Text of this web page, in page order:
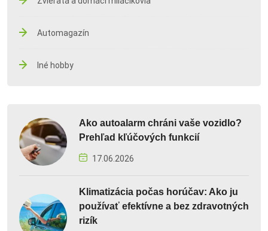
Automagazín
Iné hobby
Ako autoalarm chráni vaše vozidlo?
Prehľad kľúčových funkcií
17.06.2026
Klimatizácia počas horúčav: Ako ju
používať efektívne a bez zdravotných
rizík